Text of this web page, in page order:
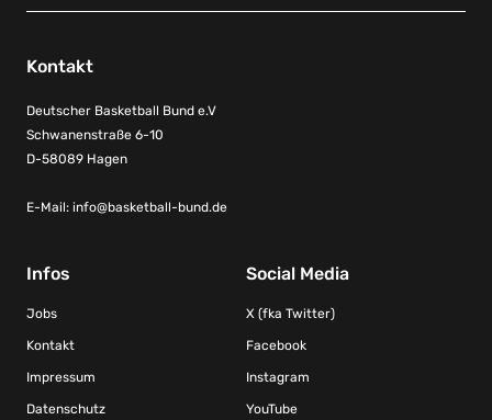
Kontakt
Deutscher Basketball Bund e.V
Schwanenstraße 6-10
D-58089 Hagen
E-Mail: info@basketball-bund.de
Infos
Jobs
Kontakt
Impressum
Datenschutz
Social Media
X (fka Twitter)
Facebook
Instagram
YouTube